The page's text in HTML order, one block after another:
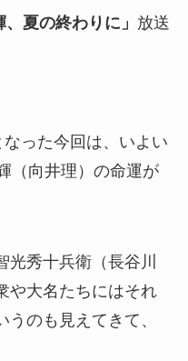
夏の終わりに」 放送
った今回は、いよい
（向井理）の命運が
光秀十兵衛（長谷川
や大名たちにはそれ
のも見えてきて、